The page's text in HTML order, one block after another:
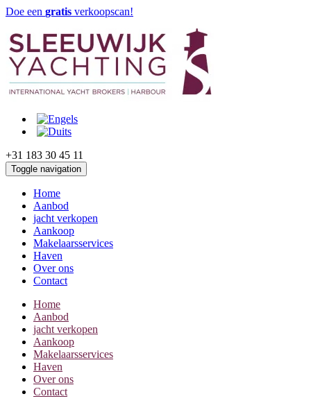
Doe een gratis verkoopscan!
+31 183 30 45 11
Toggle navigation
Home
Aanbod
jacht verkopen
Aankoop
Makelaarsservices
Haven
Over ons
Contact
Home
Aanbod
jacht verkopen
Aankoop
Makelaarsservices
Haven
Over ons
Contact